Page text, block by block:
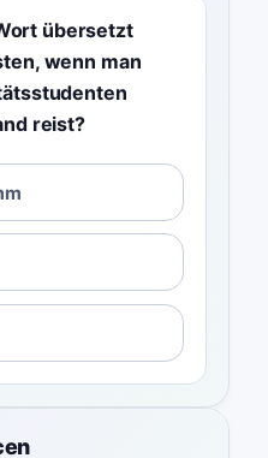
übersetzt
wenn man
reist?